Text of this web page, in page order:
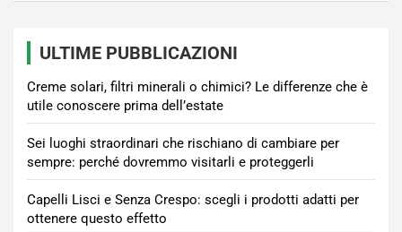
ULTIME PUBBLICAZIONI
Creme solari, filtri minerali o chimici? Le differenze che è
utile conoscere prima dell’estate
Sei luoghi straordinari che rischiano di cambiare per
sempre: perché dovremmo visitarli e proteggerli
Capelli Lisci e Senza Crespo: scegli i prodotti adatti per
ottenere questo effetto